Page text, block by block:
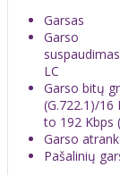
Garsas
Garso
suspaudimas
LC
Garso bitų
(G.722.1)/16
to 192 Kbps
Garso
Pašalinių